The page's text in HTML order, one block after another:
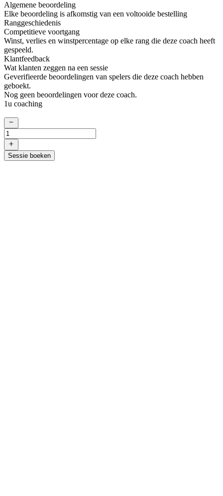
Algemene beoordeling
Elke beoordeling is afkomstig van een voltooide bestelling
Ranggeschiedenis
Competitieve voortgang
Winst, verlies en winstpercentage op elke rang die deze coach heeft
gespeeld.
Klantfeedback
Wat klanten zeggen na een sessie
Geverifieerde beoordelingen van spelers die deze coach hebben
geboekt.
Nog geen beoordelingen voor deze coach.
1u coaching
Sessie boeken